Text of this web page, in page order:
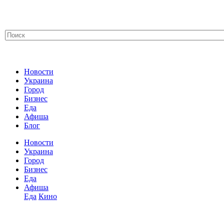
Новости
Украина
Город
Бизнес
Еда
Афиша
Блог
Новости
Украина
Город
Бизнес
Еда
Афиша
Еда Кино